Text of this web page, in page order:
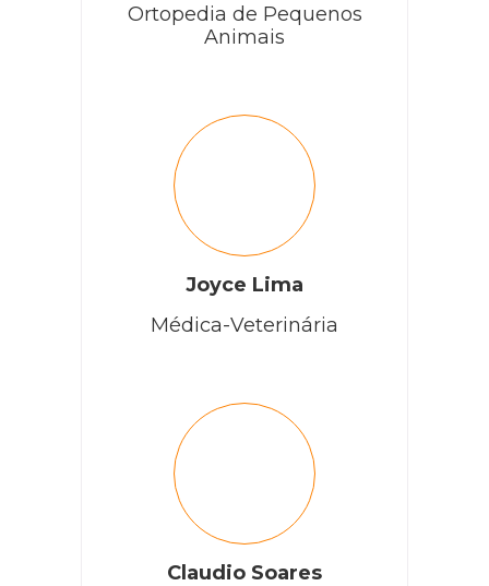
Ortopedia de Pequenos
Animais
Joyce Lima
Médica-Veterinária
Claudio Soares